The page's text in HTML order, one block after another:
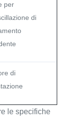
per
di
di
le specifiche